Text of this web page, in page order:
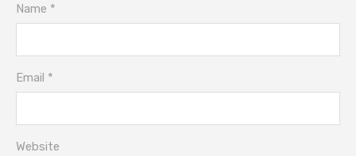
Name *
Email *
Website